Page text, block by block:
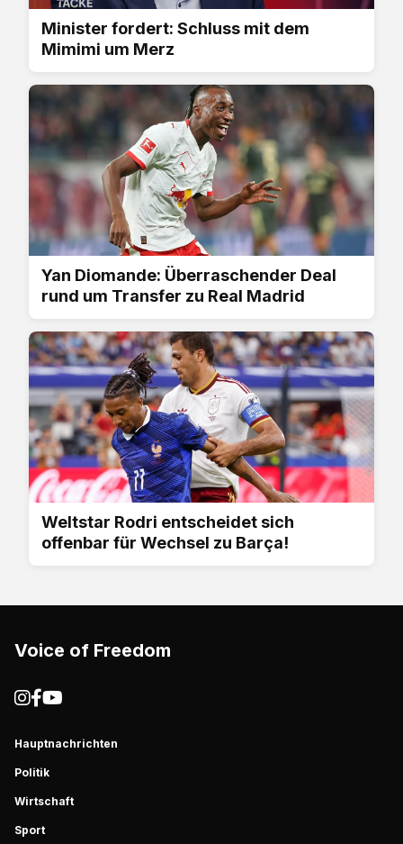
Minister fordert: Schluss mit dem
Mimimi um Merz
Yan Diomande: Überraschender Deal
rund um Transfer zu Real Madrid
Weltstar Rodri entscheidet sich
offenbar für Wechsel zu Barça!
Voice of Freedom
Hauptnachrichten
Politik
Wirtschaft
Sport